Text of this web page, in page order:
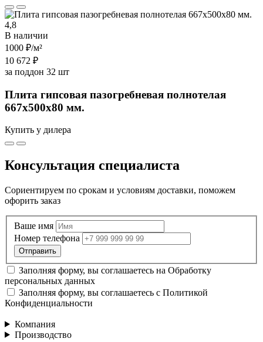
4,8
В наличии
1000 ₽/м²
10 672 ₽
за поддон 32 шт
Плита гипсовая пазогребневая полнотелая
667х500х80 мм.
Купить у дилера
Консультация специалиста
Сориентируем по срокам и условиям доставки, поможем
офорить заказ
Ваше имя
Номер телефона
Заполняя форму, вы соглашаетесь на Обработку
персональных данных
Заполняя форму, вы соглашаетесь с Политикой
Конфиденциальности
Компания
Производство